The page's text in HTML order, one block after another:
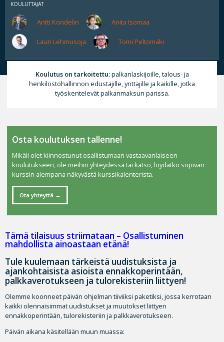
KOULUTTAJAT
Antti Kondelin Anita Isomaa
Lauri Lehmusoja Tomi Peltomäki
Koulutus on tarkoitettu:palkanlaskijoille, talous- ja
henkilöstöhallinnon edustajille, yrittäjille ja kaikille, jotka
työskentelevät palkanmaksun parissa.
Tämä tilaisuus striimataan – Osallistuminen
mahdollista ainoastaan etänä!
Tule kuulemaan tärkeistä uudistuksista ja
ajankohtaisista asioista ennakkoperintään,
palkkaverotukseen ja tulorekisteriin liittyen!
Olemme koonneet päivän ohjelman tiiviiksi paketiksi, jossa kerrotaan
kaikki olennaisimmat uudistukset ja muutokset liittyen
ennakkoperintään, tulorekisteriin ja palkkaverotukseen.
Päivän aikana käsitellään muun muassa:
Osta koulutuksen tallenne!
Mikäli olet kiinnostunut osallistumaan vastaavanlaiseen
koulutukseen, ole meihin yhteydessä tai katso, löydätkö sopivan
kurssin alempana näkyvästä kurssikalenterista.
Ota yhteyttä